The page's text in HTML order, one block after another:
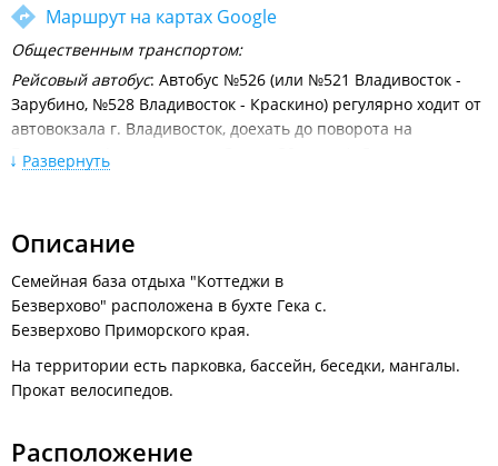
Маршрут на картах Google
Общественным транспортом:
Рейсовый автобус: Автобус №526 (или №521 Владивосток -
Зарубино, №528 Владивосток - Краскино) регулярно ходит от
автовокзала г. Владивосток, доехать до поворота на
Безверхово (время в пути - 3 часа 30 минут). Далее на такси.
На собственном автомобиле:
Раздольное, затем по главной дороге поселка до поворота
налево на мост (на указателе отмечено: "Хасан - налево").
Затем 89 км по основной дороге до поворота на Безверхово
(большой синий указатель). Далее по хорошей грунтовке 16
км до с. Безверхово.
Развернуть
Описание
Семейная база отдыха "Коттеджи в
Безверхово" расположена в бухте Гека с.
Безверхово Приморского края.
На территории есть парковка, бассейн, беседки, мангалы.
Прокат велосипедов.
Расположение